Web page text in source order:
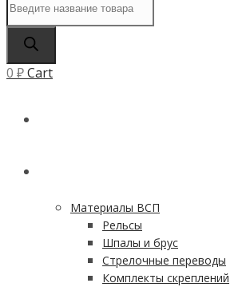
товаров
0 ₽Cart
Материалы ВСП
Рельсы
Шпалы и брус
Стрелочные переводы
Комплекты скреплений